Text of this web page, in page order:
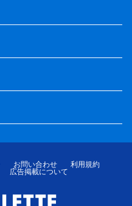
お問い合わせ
利用規約
広告掲載について